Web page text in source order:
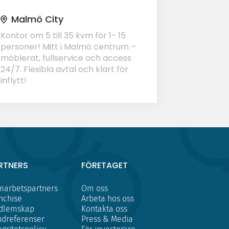
Malmö City
Kontor om 5 till 35 kvm för 1- 15
personer! Mitt i Malmö centrum –
möblerat, fullservice och access
24/7. Flexibla avtal och klart för
inflytt!
FÖRETAGET
Om oss
Arbeta hos oss
Kontakta oss
Press & Media